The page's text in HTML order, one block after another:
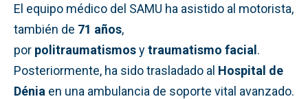
El equipo médico del SAMU ha asistido al motorista,
también de 71 años,
por politraumatismosytraumatismo facial.
Posteriormente, ha sido trasladado al Hospital de
Dénia en una ambulancia de soporte vital avanzado.